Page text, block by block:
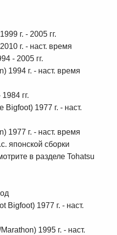
г. - 2005 гг.
г. - наст. время
- 2005 гг.
1994 г. - наст. время
гг.
Bigfoot) 1977 г. - наст.
1977 г. - наст. время
японской сборки
в разделе Tohatsu
Bigfoot) 1977 г. - наст.
1995 г. - наст.